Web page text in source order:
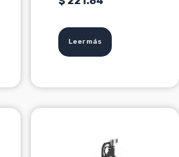
Leer más